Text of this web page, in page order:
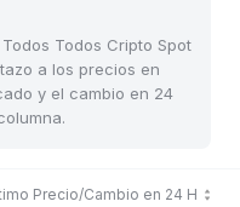
Todos Cripto Spot
a los precios en
y el cambio en 24
Precio/Cambio en 24 H